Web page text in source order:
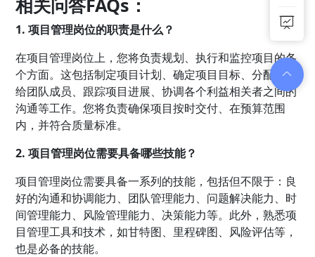
相关问答FAQs：
1. 项目管理岗位的职责是什么？
在项目管理岗位上，您将负责规划、执行和监控项目的各
个方面。这包括制定项目计划、确定项目目标、分配任务
给团队成员、跟踪项目进展、协调各个利益相关者之间的
沟通等工作。您将负责确保项目按时交付、在预算范围
内，并符合质量标准。
2. 项目管理岗位需要具备哪些技能？
项目管理岗位需要具备一系列的技能，包括但不限于：良
好的沟通和协调能力、团队管理能力、问题解决能力、时
间管理能力、风险管理能力、决策能力等。此外，熟悉项
目管理工具和技术，如甘特图、里程碑图、风险评估等，
也是必备的技能。